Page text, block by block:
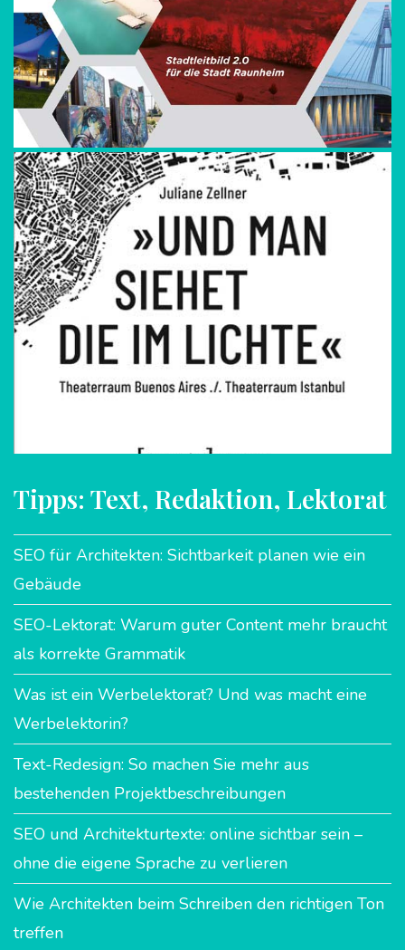
Tipps: Text, Redaktion, Lektorat
SEO für Architekten: Sichtbarkeit planen wie ein
Gebäude
SEO-Lektorat: Warum guter Content mehr braucht
als korrekte Grammatik
Was ist ein Werbelektorat? Und was macht eine
Werbelektorin?
Text-Redesign: So machen Sie mehr aus
bestehenden Projektbeschreibungen
SEO und Architekturtexte: online sichtbar sein –
ohne die eigene Sprache zu verlieren
Wie Architekten beim Schreiben den richtigen Ton
treffen